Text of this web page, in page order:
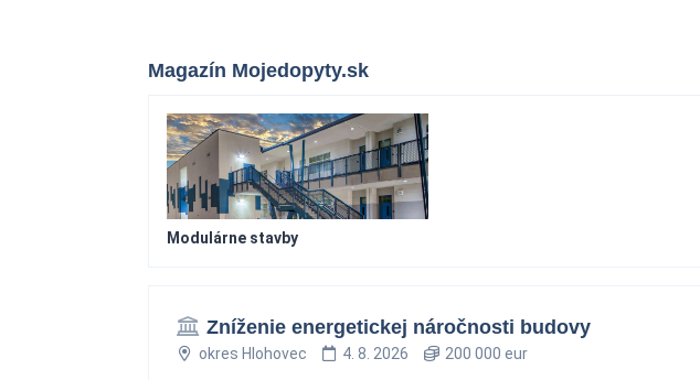
Magazín Mojedopyty.sk
Modulárne stavby
Zníženie energetickej náročnosti budovy
okres Hlohovec 4. 8. 2026 200 000 eur